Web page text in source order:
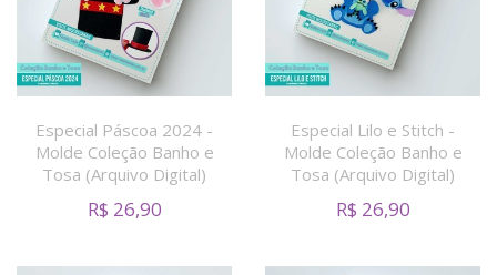
Especial Páscoa 2024 -
Molde Coleção Banho e
Tosa (Arquivo Digital)
R$ 26,90
Especial Lilo e Stitch -
Molde Coleção Banho e
Tosa (Arquivo Digital)
R$ 26,90